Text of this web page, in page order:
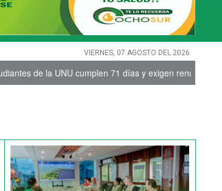
VIERNES, 07 AGOSTO DEL 2026
71 días y exigen renuncias|Intensa lluvia en